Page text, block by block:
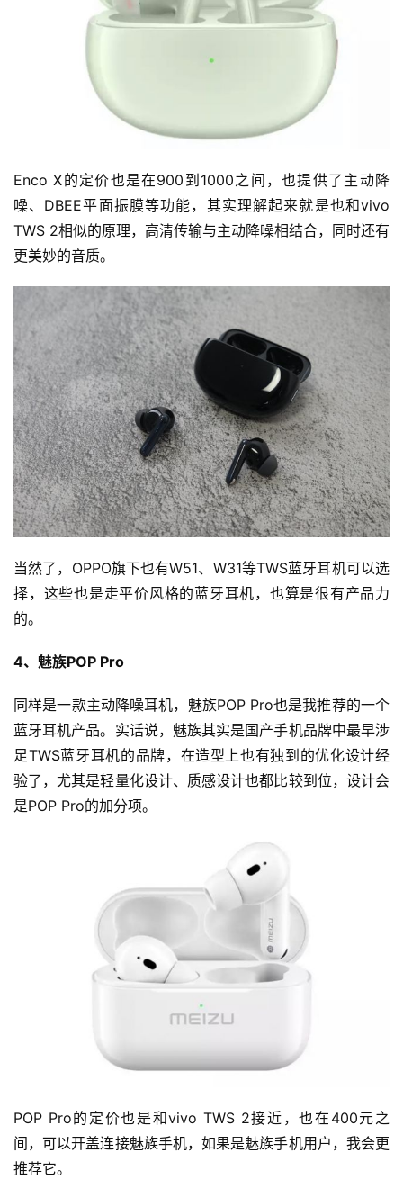
Enco X的定价也是在900到1000之间，也提供了主动降
噪、DBEE平面振膜等功能，其实理解起来就是也和vivo
TWS 2相似的原理，高清传输与主动降噪相结合，同时还有
更美妙的音质。
当然了，OPPO旗下也有W51、W31等TWS蓝牙耳机可以选
择，这些也是走平价风格的蓝牙耳机，也算是很有产品力
的。
4、魅族POP Pro
同样是一款主动降噪耳机，魅族POP Pro也是我推荐的一个
蓝牙耳机产品。实话说，魅族其实是国产手机品牌中最早涉
足TWS蓝牙耳机的品牌，在造型上也有独到的优化设计经
验了，尤其是轻量化设计、质感设计也都比较到位，设计会
是POP Pro的加分项。
POP Pro的定价也是和vivo TWS 2接近，也在400元之
间，可以开盖连接魅族手机，如果是魅族手机用户，我会更
推荐它。